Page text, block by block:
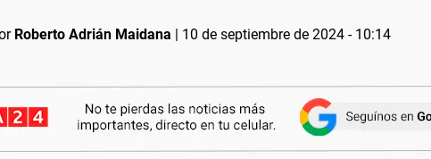
Roberto Adrián Maidana | 10 de septiembre de 2024 - 10:14